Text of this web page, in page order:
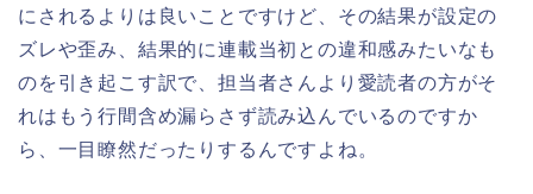
にされるよりは良いことですけど、その結果が設定の
ズレや歪み、結果的に連載当初との違和感みたいなも
のを引き起こす訳で、担当者さんより愛読者の方がそ
れはもう行間含め漏らさず読み込んでいるのですか
ら、一目瞭然だったりするんですよね。